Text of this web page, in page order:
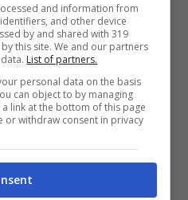
cosa vedere e perché ne
– viagginews.com
rallentare. Ci si
e neve, circondati
a ogni respiro.
and information from
and other device
by and shared with 319
this site. We and our partners
List of partners.
personal data on the basis
can object to by managing
link at the bottom of this page
or withdraw consent in privacy